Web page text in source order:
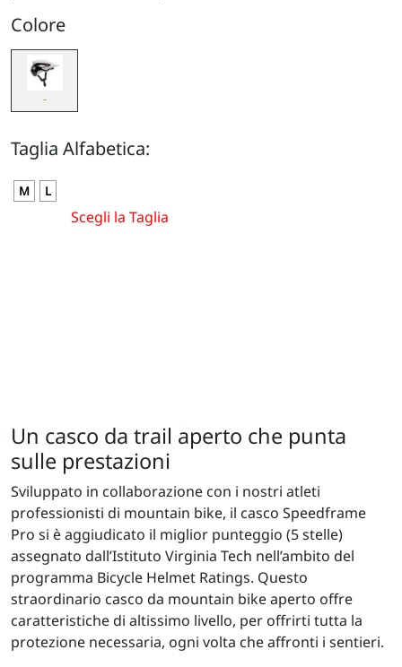
Colore
-
Taglia Alfabetica:
M L
Scegli la Taglia
Un casco da trail aperto che punta
sulle prestazioni
Sviluppato in collaborazione con i nostri atleti
professionisti di mountain bike, il casco Speedframe
Pro si è aggiudicato il miglior punteggio (5 stelle)
assegnato dall’Istituto Virginia Tech nell’ambito del
programma Bicycle Helmet Ratings. Questo
straordinario casco da mountain bike aperto offre
caratteristiche di altissimo livello, per offrirti tutta la
protezione necessaria, ogni volta che affronti i sentieri.